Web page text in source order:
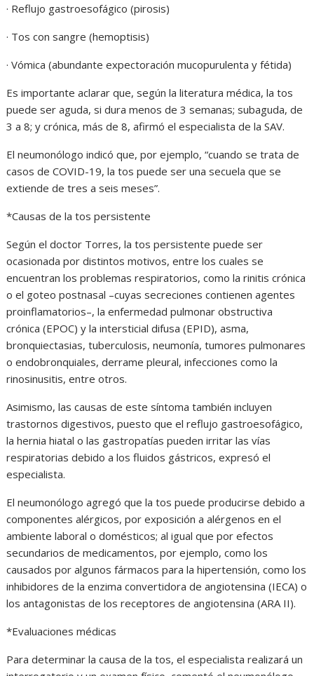
· Reflujo gastroesofágico (pirosis)
· Tos con sangre (hemoptisis)
· Vómica (abundante expectoración mucopurulenta y fétida)
Es importante aclarar que, según la literatura médica, la tos
puede ser aguda, si dura menos de 3 semanas; subaguda, de
3 a 8; y crónica, más de 8, afirmó el especialista de la SAV.
El neumonólogo indicó que, por ejemplo, “cuando se trata de
casos de COVID-19, la tos puede ser una secuela que se
extiende de tres a seis meses”.
*Causas de la tos persistente
Según el doctor Torres, la tos persistente puede ser
ocasionada por distintos motivos, entre los cuales se
encuentran los problemas respiratorios, como la rinitis crónica
o el goteo postnasal –cuyas secreciones contienen agentes
proinflamatorios–, la enfermedad pulmonar obstructiva
crónica (EPOC) y la intersticial difusa (EPID), asma,
bronquiectasias, tuberculosis, neumonía, tumores pulmonares
o endobronquiales, derrame pleural, infecciones como la
rinosinusitis, entre otros.
Asimismo, las causas de este síntoma también incluyen
trastornos digestivos, puesto que el reflujo gastroesofágico,
la hernia hiatal o las gastropatías pueden irritar las vías
respiratorias debido a los fluidos gástricos, expresó el
especialista.
El neumonólogo agregó que la tos puede producirse debido a
componentes alérgicos, por exposición a alérgenos en el
ambiente laboral o domésticos; al igual que por efectos
secundarios de medicamentos, por ejemplo, como los
causados por algunos fármacos para la hipertensión, como los
inhibidores de la enzima convertidora de angiotensina (IECA) o
los antagonistas de los receptores de angiotensina (ARA II).
*Evaluaciones médicas
Para determinar la causa de la tos, el especialista realizará un